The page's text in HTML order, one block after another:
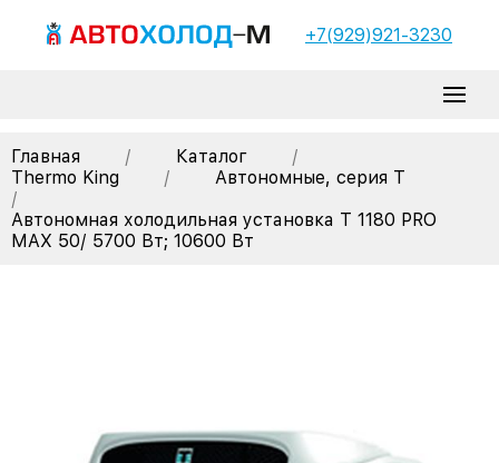
+7(929)921-3230
Главная / Каталог
/
Thermo King
/
Автономные, серия T
/
Автономная холодильная установка T 1180 PRO
MAX 50/ 5700 Вт; 10600 Вт